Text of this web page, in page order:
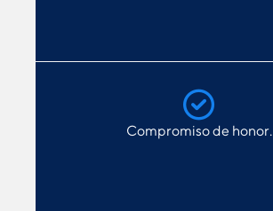
Compromiso de honor.